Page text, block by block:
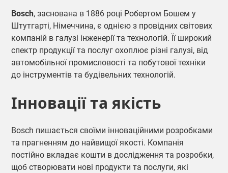
Bosch, заснована в 1886 році Робертом Бошем у
Штутгарті, Німеччина, є однією з провідних світових
компаній в галузі інженерії та технологій. Її широкий
спектр продукції та послуг охоплює різні галузі, від
автомобільної промисловості та побутової техніки
до інструментів та будівельних технологій.
Інновації та якість
Bosch пишається своїми інноваційними розробками
та прагненням до найвищої якості. Компанія
постійно вкладає кошти в дослідження та розробки,
щоб створювати нові продукти та послуги, які